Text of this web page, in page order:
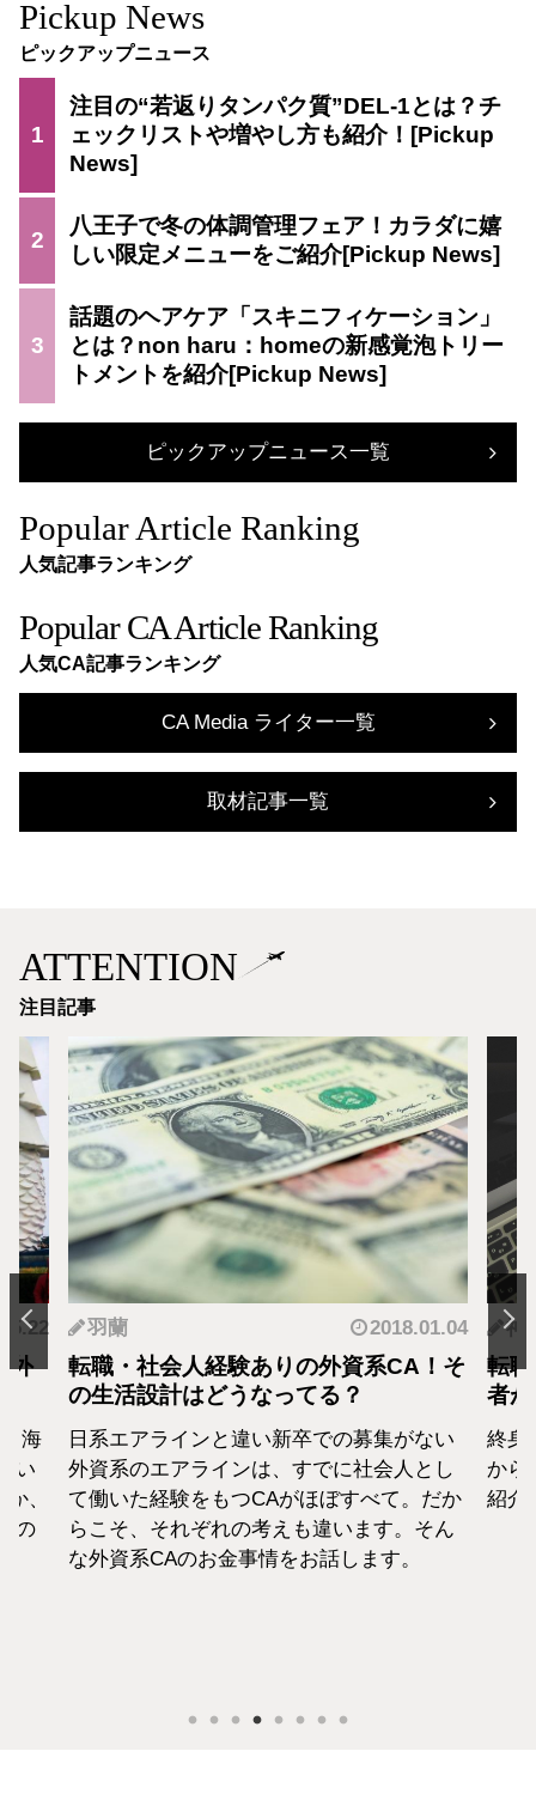
Pickup News
ピックアップニュース
1
注目の“若返りタンパク質”DEL-1とは？チ
ェックリストや増やし方も紹介！
2
八王子で冬の体調管理フェア！カラダに嬉
しい限定メニューをご紹介
3
話題のヘアケア「スキニフィケーション」
とは？non haru：homeの新感覚泡トリー
トメントを紹介
ピックアップニュース一覧
Popular Article Ranking
人気記事ランキング
Popular CA Article Ranking
人気CA記事ランキング
CA Media ライター一覧
取材記事一覧
ATTENTION
注目記事
外
海
い
、
の
羽蘭 2018.01.04
転職・社会人経験ありの外資系CA！そ
の生活設計はどうなってる？
日系エアラインと違い新卒での募集がない
外資系のエアラインは、すでに社会人とし
て働いた経験をもつCAがほぼすべて。だか
らこそ、それぞれの考えも違います。そん
な外資系CAのお金事情をお話します。
神
転
者
終身
から
紹介